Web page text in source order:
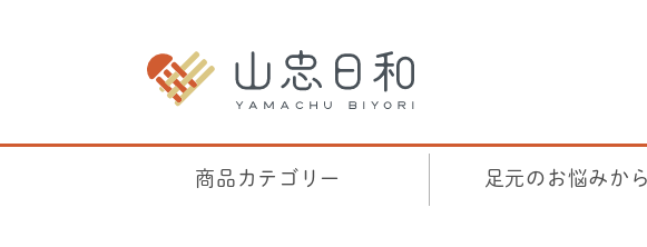
商品カテゴリー 足元のお悩みか